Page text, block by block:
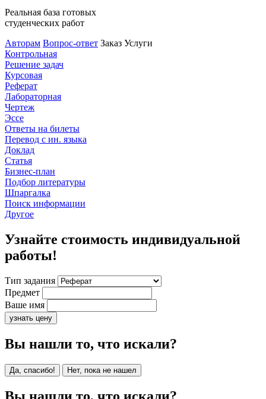
Реальная база готовых
студенческих работ
Авторам Вопрос-ответ Заказ Услуги
Контрольная
Решение задач
Курсовая
Реферат
Лабораторная
Чертеж
Эссе
Ответы на билеты
Перевод с ин. языка
Доклад
Статья
Бизнес-план
Подбор литературы
Шпаргалка
Поиск информации
Другое
Узнайте стоимость индивидуальной
работы!
Тип задания
Предмет
Ваше имя
узнать цену
Вы нашли то, что искали?
Да, спасибо! Нет, пока не нашел
Вы нашли то, что искали?